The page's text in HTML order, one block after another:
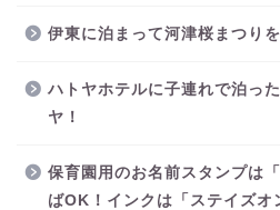
伊東に泊まって河津桜まつり
ハトヤホテルに子連れで泊っ
ヤ！
保育園用のお名前スタンプは
ばOK！インクは「ステイズオ